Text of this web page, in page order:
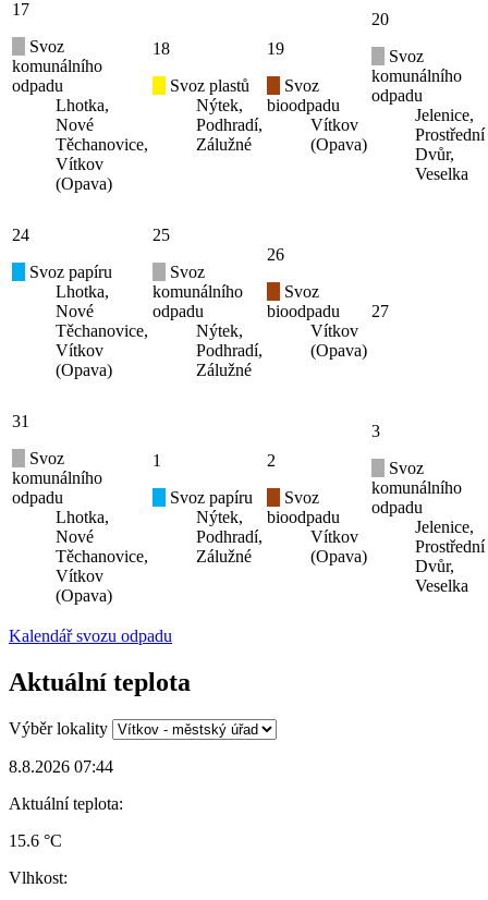
17
Svoz
komunálního
odpadu
Lhotka,
Nové
Těchanovice,
Vítkov
(Opava)
18
Svoz plastů
Nýtek,
Podhradí,
Zálužné
19
Svoz
bioodpadu
Vítkov
(Opava)
20
Svoz
komunálního
odpadu
Jelenice,
Prostřední
Dvůr,
Veselka
24
Svoz papíru
Lhotka,
Nové
Těchanovice,
Vítkov
(Opava)
25
Svoz
komunálního
odpadu
Nýtek,
Podhradí,
Zálužné
26
Svoz
bioodpadu
Vítkov
(Opava)
27
31
Svoz
komunálního
odpadu
Lhotka,
Nové
Těchanovice,
Vítkov
(Opava)
1
Svoz papíru
Nýtek,
Podhradí,
Zálužné
2
Svoz
bioodpadu
Vítkov
(Opava)
3
Svoz
komunálního
odpadu
Jelenice,
Prostřední
Dvůr,
Veselka
Kalendář svozu odpadu
Aktuální teplota
Výběr lokality
8.8.2026 07:44
Aktuální teplota:
15.6 °C
Vlhkost: